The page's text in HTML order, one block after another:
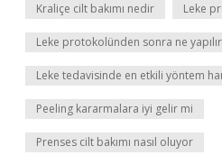
Kraliçe cilt bakımı nedir Leke
Leke protokolünden sonra ne yapılır
Leke tedavisinde en etkili yöntem
Peeling kararmalara iyi gelir mi
Prenses cilt bakımı nasıl oluyor